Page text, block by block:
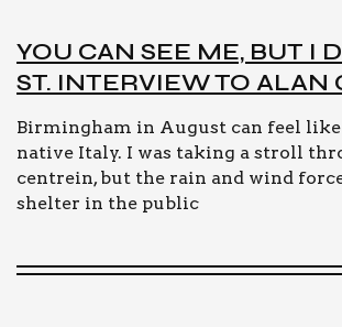
YOU CAN SEE ME, BUT I
ST. INTER­VIEW TO ALAN
Birmingham in August can feel
native Italy. I was taking a stroll
centrein, but the rain and wind
shelter in the public